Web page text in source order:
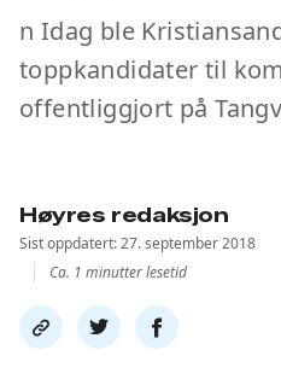
n Idag ble
toppkandidater til
offentliggjort på
Høyres redaksjon
Sist oppdatert: 27. september 2018
Ca. 1 minutter lesetid
Del
link
Del
på
Del
på